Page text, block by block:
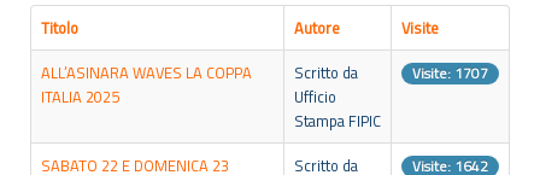
Titolo Autore
Visite
ALL’ASINARA WAVES LA COPPA
ITALIA 2025
Scritto da
Ufficio
Stampa FIPIC
Visite: 1707
SABATO 22 E DOMENICA 23
Scritto da
Visite: 1642